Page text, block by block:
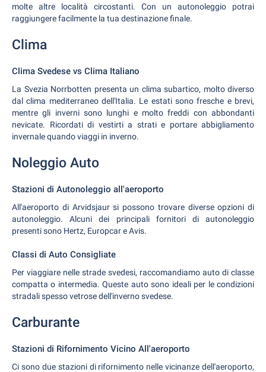
molte altre località circostanti. Con un autonoleggio potrai
raggiungere facilmente la tua destinazione finale.
Clima
Clima Svedese vs Clima Italiano
La Svezia Norrbotten presenta un clima subartico, molto diverso
dal clima mediterraneo dell'Italia. Le estati sono fresche e brevi,
mentre gli inverni sono lunghi e molto freddi con abbondanti
nevicate. Ricordati di vestirti a strati e portare abbigliamento
invernale quando viaggi in inverno.
Noleggio Auto
Stazioni di Autonoleggio all'aeroporto
All'aeroporto di Arvidsjaur si possono trovare diverse opzioni di
autonoleggio. Alcuni dei principali fornitori di autonoleggio
presenti sono Hertz, Europcar e Avis.
Classi di Auto Consigliate
Per viaggiare nelle strade svedesi, raccomandiamo auto di classe
compatta o intermedia. Queste auto sono ideali per le condizioni
stradali spesso vetrose dell'inverno svedese.
Carburante
Stazioni di Rifornimento Vicino All'aeroporto
Ci sono due stazioni di rifornimento nelle vicinanze dell'aeroporto,